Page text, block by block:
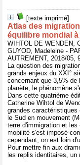
[texte imprimé]
Atlas des
équilibre mondial
WIHTOL DE WENDEN,
GUYOD, Madeleine -
AUTREMENT, 2018/05,
La question des
grands enjeux du XXI°
concernant que 3,5% de
planète, le phénomène
Dans cette quatrième
Catherine Wihtol de
grandes
le Sud en mouvement
terre d'immigration et
mobilité s'est imposé
cependant, on est loin
Pour mettre fin aux
les replis identitaires, un